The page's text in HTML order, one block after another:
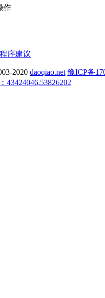
作
程序建议
2020 daoqiao.net 豫ICP备
43424046,53826202